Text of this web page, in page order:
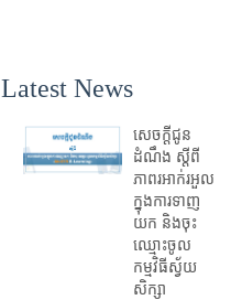
Latest News
សេចក្តីជូន
ដំណឹង ស្តី​ពី
ភាព​រអាក់រអួល​
ក្នុងការ​ទាញ​
យក និង​ចុះ​
ឈ្មោះ​ចូល​
កម្មវិធី​ស្វ័យ
សិក្សា